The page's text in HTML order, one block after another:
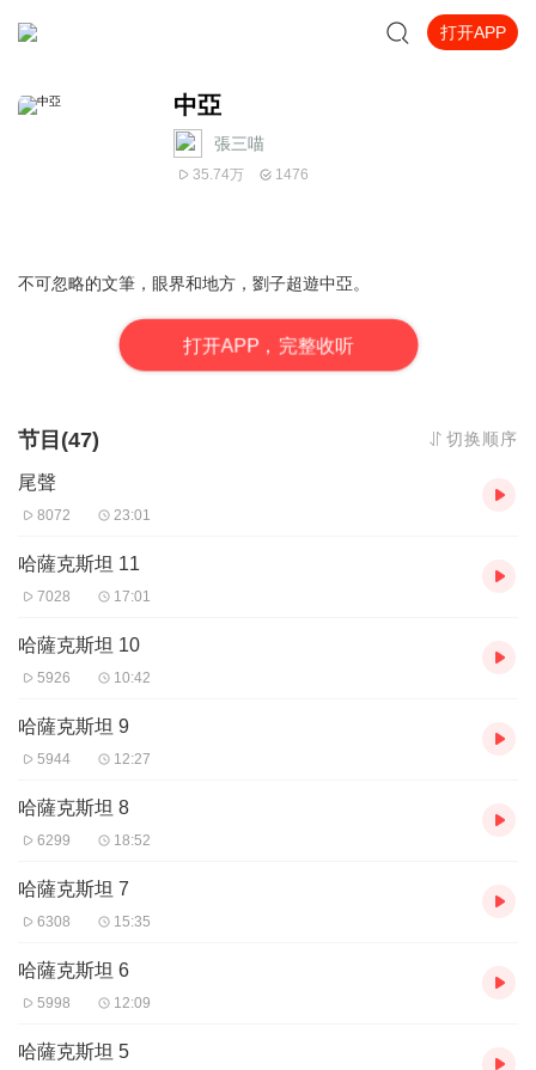
打开APP
中亞
張三喵
35.74万 1476
不可忽略的文筆，眼界和地方，劉子超遊中亞。
打开APP，完整收听
节目(47) 切换顺序
尾聲
8072 23:01
哈薩克斯坦 11
7028 17:01
哈薩克斯坦 10
5926 10:42
哈薩克斯坦 9
5944 12:27
哈薩克斯坦 8
6299 18:52
哈薩克斯坦 7
6308 15:35
哈薩克斯坦 6
5998 12:09
哈薩克斯坦 5